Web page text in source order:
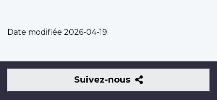
Date modifiée 2026-04-19
Suivez-nous
Suivez-
nous